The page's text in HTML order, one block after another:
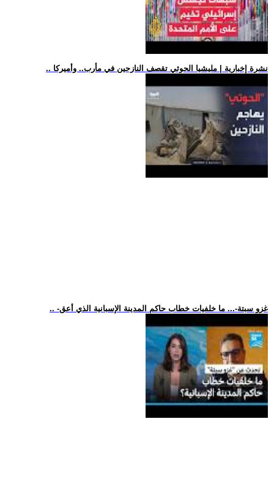
.. نشرة إخبارية | مليشيا الحوثي تقصف النازحين في مأرب.. وأميركا
.. -غزو سبتة-... ما خلفيات خطاب حاكم المدينة الإسبانية الذي أعق